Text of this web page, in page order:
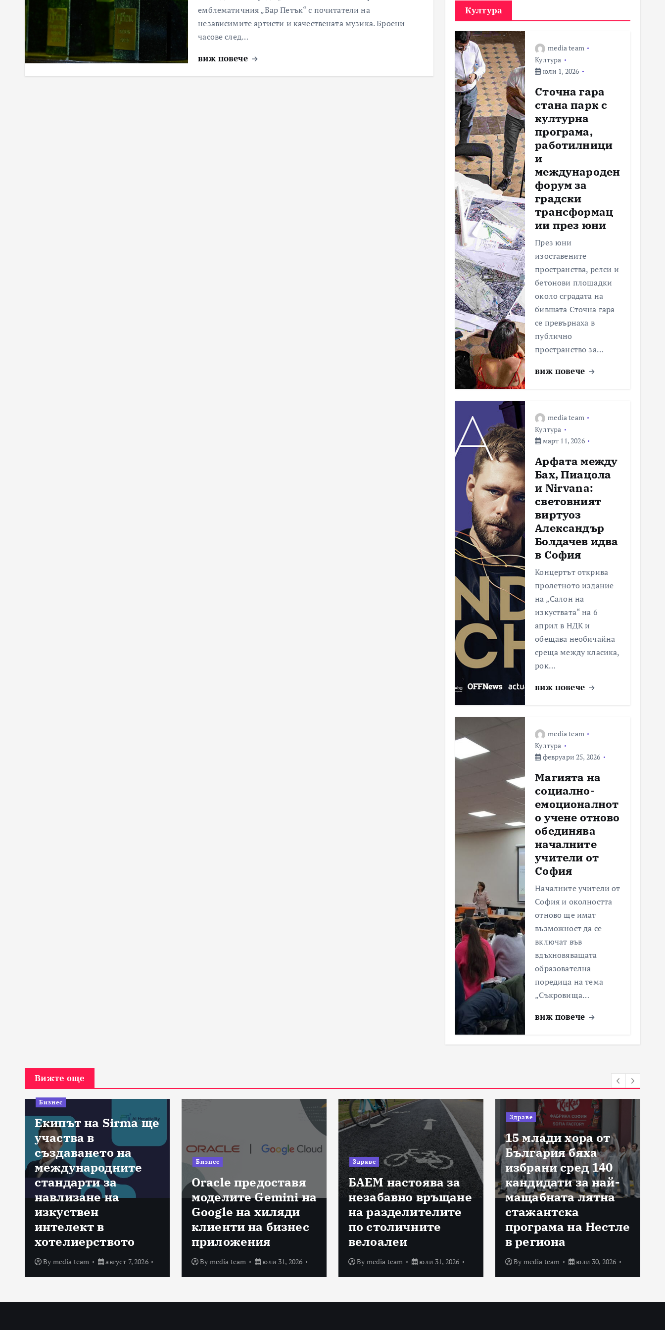
емблематичния „Бар Петък“ с почитатели на
независимите артисти и качествената музика. Броени
часове след…
виж повече
Култура
media team
Култура
юли 1, 2026
Сточна гара
стана парк с
културна
програма,
работилници
и
международен
форум за
градски
трансформац
ии през юни
През юни
изоставените
пространства, релси и
бетонови площадки
около сградата на
бившата Сточна гара
се превърнаха в
публично
пространство за…
виж повече
media team
Култура
март 11, 2026
Арфата между
Бах, Пиацола
и Nirvana:
световният
виртуоз
Александър
Болдачев идва
в София
Концертът открива
пролетното издание
на „Салон на
изкуствата“ на 6
април в НДК и
обещава необичайна
среща между класика,
рок…
виж повече
media team
Култура
февруари 25, 2026
Магията на
социално-
емоционалнот
о учене отново
обединява
началните
учители от
София
Началните учители от
София и околността
отново ще имат
възможност да се
включат във
вдъхновяващата
образователна
поредица на тема
„Съкровища…
виж повече
Вижте още
Бизнес
Екипът на Sirma ще
участва в
създаването на
международните
стандарти за
навлизане на
изкуствен
интелект в
хотелиерството
By media team август 7, 2026
Бизнес
Oracle предоставя
моделите Gemini на
Google на хиляди
клиенти на бизнес
приложения
By media team юли 31, 2026
Здраве
БАЕМ настоява за
незабавно връщане
на разделителите
по столичните
велоалеи
By media team юли 31, 2026
Здраве
15 млади хора от
България бяха
избрани сред 140
кандидати за най-
мащабната лятна
стажантска
програма на Нестле
в региона
By media team юли 30, 2026